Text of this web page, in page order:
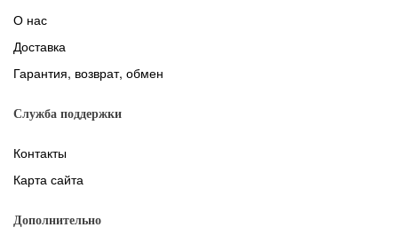
О нас
Доставка
Гарантия, возврат, обмен
Служба поддержки
Контакты
Карта сайта
Дополнительно